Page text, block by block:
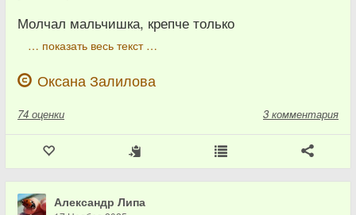
Молчал мальчишка, крепче только
… показать весь текст …
Оксана Залилова
74 оценки 3 комментария
Александр Липа